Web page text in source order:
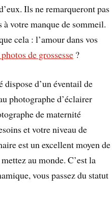
Ils ne remarqueront pas
à votre manque de sommeil.
cela : l’amour dans vos
de grossesse ?
d’un éventail de
photographe d’éclairer
de maternité
et votre niveau de
est un excellent moyen de
au monde. C’est la
vous passez du statut